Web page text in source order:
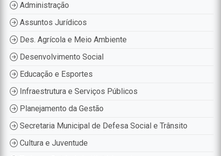
Administração
Assuntos Jurídicos
Des. Agrícola e Meio Ambiente
Desenvolvimento Social
Educação e Esportes
Infraestrutura e Serviços Públicos
Planejamento da Gestão
Secretaria Municipal de Defesa Social e Trânsito
Cultura e Juventude